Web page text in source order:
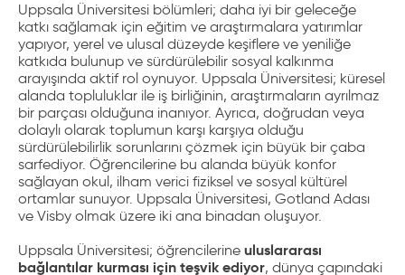
Uppsala Üniversitesi bölümleri; daha iyi bir geleceğe
katkı sağlamak için eğitim ve araştırmalara yatırımlar
yapıyor, yerel ve ulusal düzeyde keşiflere ve yeniliğe
katkıda bulunup ve sürdürülebilir sosyal kalkınma
arayışında aktif rol oynuyor. Uppsala Üniversitesi; küresel
alanda topluluklar ile iş birliğinin, araştırmaların ayrılmaz
bir parçası olduğuna inanıyor. Ayrıca, doğrudan veya
dolaylı olarak toplumun karşı karşıya olduğu
sürdürülebilirlik sorunlarını çözmek için büyük bir çaba
sarfediyor. Öğrencilerine bu alanda büyük konfor
sağlayan okul, ilham verici fiziksel ve sosyal kültürel
ortamlar sunuyor. Uppsala Üniversitesi, Gotland Adası
ve Visby olmak üzere iki ana binadan oluşuyor.
Uppsala Üniversitesi; öğrencilerine uluslararası
bağlantılar kurması için teşvik ediyor, dünya çapındaki